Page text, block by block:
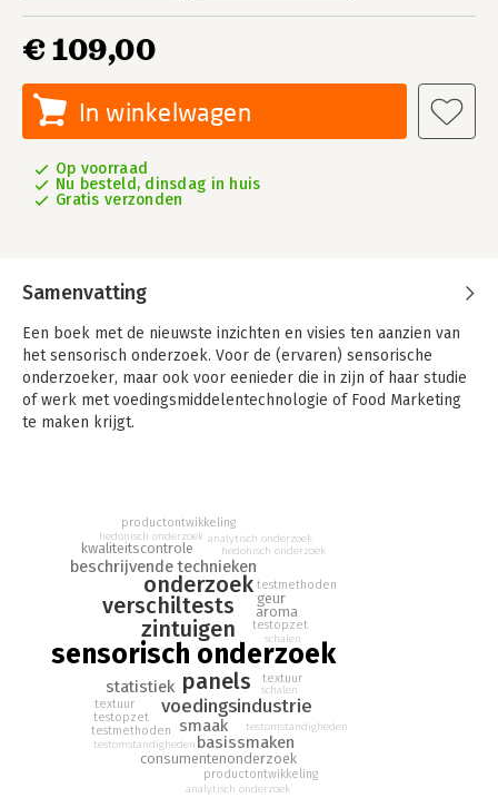
€ 109,00
In winkelwagen
Op voorraad
Nu besteld, dinsdag in huis
Gratis verzonden
Samenvatting
Een boek met de nieuwste inzichten en visies ten aanzien van
het sensorisch onderzoek. Voor de (ervaren) sensorische
onderzoeker, maar ook voor eenieder die in zijn of haar studie
of werk met voedingsmiddelentechnologie of Food Marketing
te maken krijgt.
sensorisch onderzoek
zintuigen
panels
verschiltests
onderzoek
voedingsindustrie
smaak
statistiek
beschrijvende technieken
basissmaken
geur
consumentenonderzoek
aroma
kwaliteitscontrole
testomstandigheden
testopzet
hedonisch onderzoek
schalen
testmethoden
textuur
productontwikkeling
analytisch onderzoek
testomstandigheden
testopzet
hedonisch onderzoek
schalen
testmethoden
textuur
productontwikkeling
analytisch onderzoek